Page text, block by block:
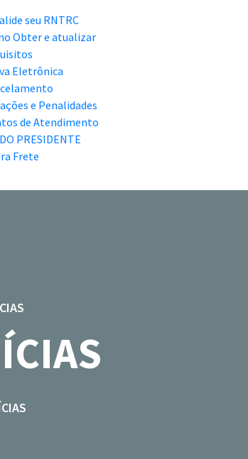
seu RNTRC
Obter e atualizar
Eletrônica
e Penalidades
de Atendimento
PRESIDENTE
Frete